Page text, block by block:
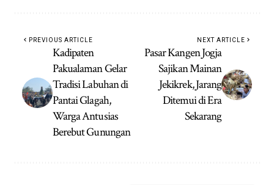
PREVIOUS ARTICLE
Kadipaten
Pakualaman Gelar
Tradisi Labuhan di
Pantai Glagah,
Warga Antusias
Berebut Gunungan
NEXT ARTICLE
Pasar Kangen Jogja
Sajikan Mainan
Jekikrek, Jarang
Ditemui di Era
Sekarang